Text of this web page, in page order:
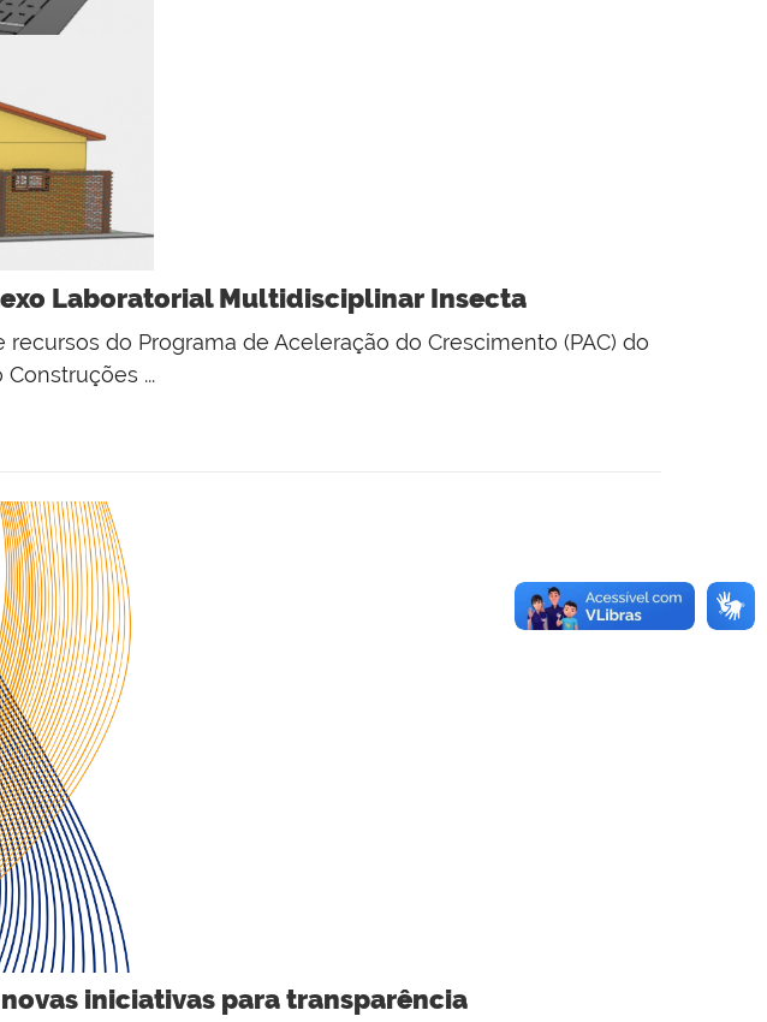
Laboratorial Multidisciplinar Insecta
do Programa de Aceleração do Crescimento (PAC) do
...
iniciativas para transparência